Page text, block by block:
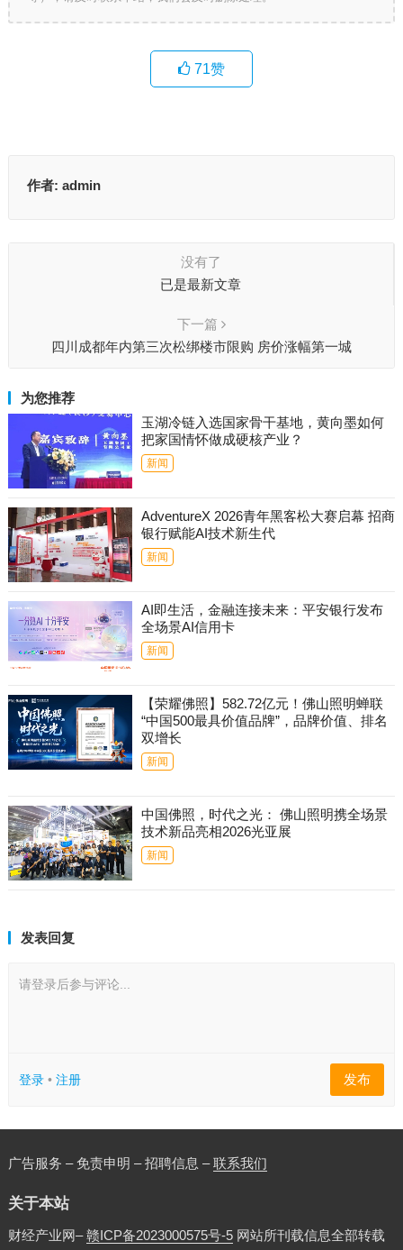
71赞
作者: admin
没有了
已是最新文章
下一篇
四川成都年内第三次松绑楼市限购 房价涨幅第一城
为您推荐
玉湖冷链入选国家骨干基地，黄向墨如何
把家国情怀做成硬核产业？
新闻
AdventureX 2026青年黑客松大赛启幕 招商
银行赋能AI技术新生代
新闻
AI即生活，金融连接未来：平安银行发布
全场景AI信用卡
新闻
【荣耀佛照】582.72亿元！佛山照明蝉联
“中国500最具价值品牌”，品牌价值、排名
双增长
新闻
中国佛照，时代之光： 佛山照明携全场景
技术新品亮相2026光亚展
新闻
发表回复
请登录后参与评论...
登录• 注册 发布
广告服务 – 免责申明 – 招聘信息 –联系我们
关于本站
财经产业网–赣ICP备2023000575号-5网站所刊载信息全部转载